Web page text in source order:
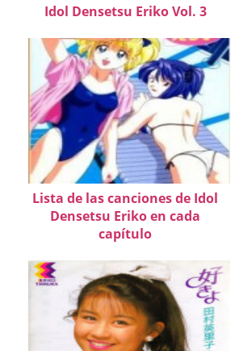
Idol Densetsu Eriko Vol. 3
Lista de las canciones de Idol
Densetsu Eriko en cada
capítulo